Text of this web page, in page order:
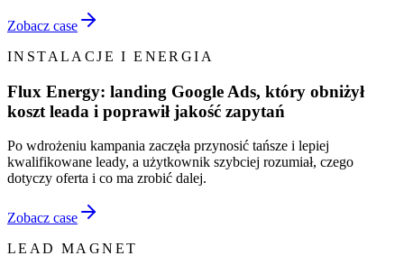
Zobacz case
INSTALACJE I ENERGIA
Flux Energy: landing Google Ads, który obniżył
koszt leada i poprawił jakość zapytań
Po wdrożeniu kampania zaczęła przynosić tańsze i lepiej
kwalifikowane leady, a użytkownik szybciej rozumiał, czego
dotyczy oferta i co ma zrobić dalej.
Zobacz case
LEAD MAGNET